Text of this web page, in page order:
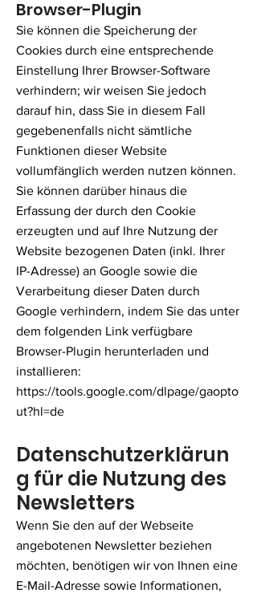
Browser-Plugin
Sie können die Speicherung der
Cookies durch eine entsprechende
Einstellung Ihrer Browser-Software
verhindern; wir weisen Sie jedoch
darauf hin, dass Sie in diesem Fall
gegebenenfalls nicht sämtliche
Funktionen dieser Website
vollumfänglich werden nutzen können.
Sie können darüber hinaus die
Erfassung der durch den Cookie
erzeugten und auf Ihre Nutzung der
Website bezogenen Daten (inkl. Ihrer
IP-Adresse) an Google sowie die
Verarbeitung dieser Daten durch
Google verhindern, indem Sie das unter
dem folgenden Link verfügbare
Browser-Plugin herunterladen und
installieren:
https://tools.google.com/dlpage/gaopto
ut?hl=de
Datenschutzerklärun
g für die Nutzung des
Newsletters
Wenn Sie den auf der Webseite
angebotenen Newsletter beziehen
möchten, benötigen wir von Ihnen eine
E-Mail-Adresse sowie Informationen,